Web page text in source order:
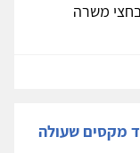
משרה
מקסים שעולה